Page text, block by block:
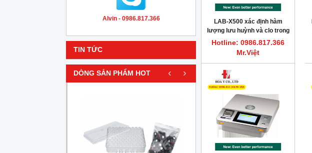
Alvin - 0986.817.366
TIN TỨC
DÒNG SẢN PHẨM HOT ‹ ›
LAB-X500 xác định hàm
lượng lưu huỳnh và clo trong
dầu theo ASTM D4929
Hotline: 0986.817.366
Mr.Việt